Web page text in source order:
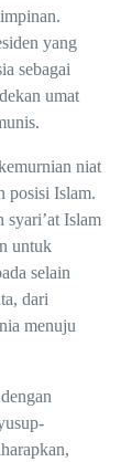
yang
sebagai
umat
niat
posisi Islam.
syari’at Islam
untuk
selain
dari
menuju